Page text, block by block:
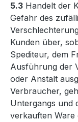
5.3 Handelt der
Gefahr des
Kunden über,
Spediteur, dem
Ausführung der
oder Anstalt
Verbraucher,
Untergangs und
verkauften